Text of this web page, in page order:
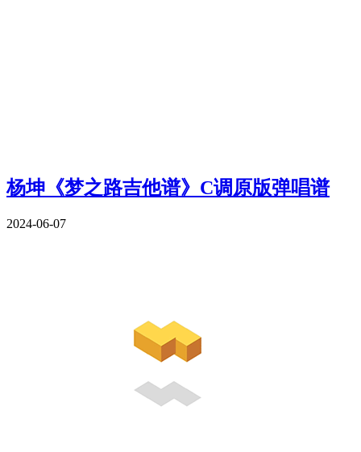
杨坤《梦之路吉他谱》C调原版弹唱谱
2024-06-07